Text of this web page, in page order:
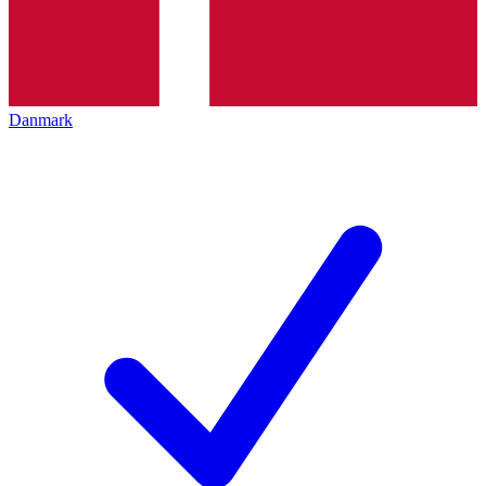
Danmark